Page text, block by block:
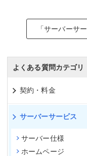
「サーバーサ
よくある質問カテゴリ
契約・料金
サーバーサービス
サーバー仕様
ホームページ